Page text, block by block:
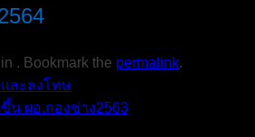
. Bookmark the permalink.
ละลงโทษ
น ผอ.กองช่าง2563